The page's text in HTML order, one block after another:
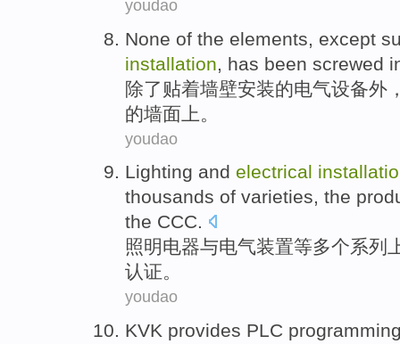
youdao
None of the elements except
installation , has been screwed
除了 贴着墙壁安装的电气设备外
的墙面上。
youdao
Lighting and electrical
thousands of varieties, the
the CCC.
照明电器与电气装置等多个系列
认证。
youdao
KVK provides PLC